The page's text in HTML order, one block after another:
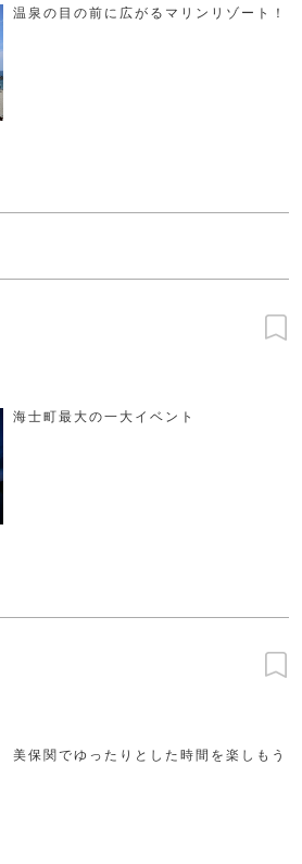
温泉の目の前に広がるマリンリゾート！
海士町最大の一大イベント
美保関でゆったりとした時間を楽しもう